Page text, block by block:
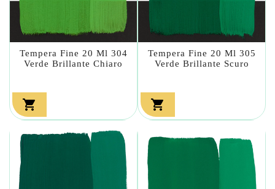
Tempera Fine 20 Ml 304
Verde Brillante Chiaro

Tempera Fine 20 Ml 305
Verde Brillante Scuro
